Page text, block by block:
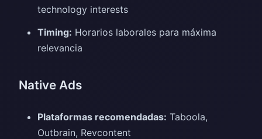
technology interests
Timing: Horarios laborales para máxima
relevancia
Native Ads
Plataformas recomendadas: Taboola,
Outbrain, Revcontent